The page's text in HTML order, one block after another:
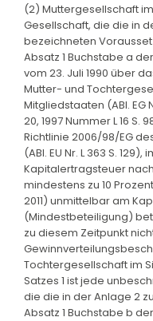
(2) Muttergesellschaft
Gesellschaft, die die in
bezeichneten
Absatz 1 Buchstabe a
vom 23. Juli 1990 über
Mutter- und
Mitgliedstaaten (ABl. EG
20, 1997 Nummer L 16
Richtlinie 2006/98/EG
(ABl. EU Nr. L 363 S.
Kapitalertragsteuer
mindestens zu 10
2011) unmittelbar am
(Mindestbeteiligung)
zu diesem Zeitpunkt
Tochtergesellschaft im
Satzes 1 ist jede
die die in der Anlage 2
Absatz 1 Buchstabe b